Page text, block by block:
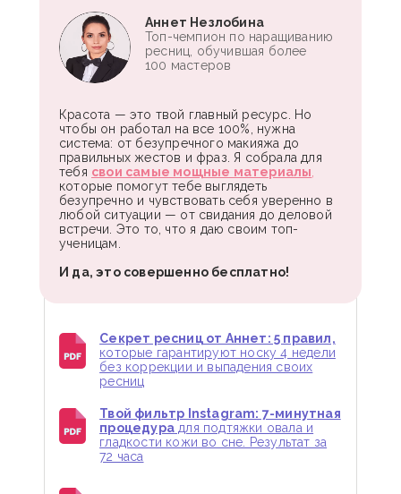
Красота — это твой главный ресурс. Но
чтобы он работал на все 100%, нужна
система: от безупречного макияжа до
правильных жестов и фраз. Я собрала для
тебя свои самые мощные материалы,
которые помогут тебе выглядеть
безупречно и чувствовать себя уверенно в
любой ситуации — от свидания до деловой
встречи. Это то, что я даю своим топ-
ученицам.
И да, это совершенно бесплатно!
Аннет Незлобина
Топ-чемпион по наращиванию
ресниц, обучившая более
100 мастеров
Секрет ресниц от Аннет: 5 правил,
которые гарантируют носку 4 недели
без коррекции и выпадения своих
ресниц
Твой фильтр Instagram: 7-минутная
процедурадля подтяжки овала и
гладкости кожи во сне. Результат за
72 часа